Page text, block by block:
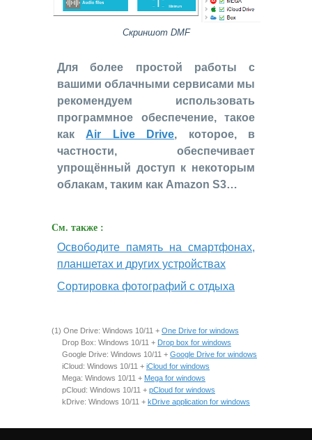
Скриншот DMF
Для более простой работы с
вашими облачными сервисами мы
рекомендуем использовать
программное обеспечение, такое
как Air Live Drive, которое, в
частности, обеспечивает
упрощённый доступ к некоторым
облакам, таким как Amazon S3…
См. также :
Освободите память на смартфонах,
планшетах и других устройствах
Сортировка фотографий с отдыха
(1) One Drive: Windows 10/11 + One Drive for windows
Drop Box: Windows 10/11 + Drop box for windows
Google Drive: Windows 10/11 + Google Drive for windows
iCloud: Windows 10/11 + iCloud for windows
Mega: Windows 10/11 + Mega for windows
pCloud: Windows 10/11 + pCloud for windows
kDrive: Windows 10/11 + kDrive application for windows